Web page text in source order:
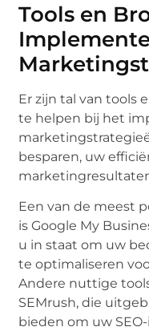
Tools en
Er zijn tal van tools
te helpen bij het
besparen, uw
Een van de meest
is Google My
u in staat om uw
te optimaliseren
Andere nuttige
SEMrush, die
bieden om uw